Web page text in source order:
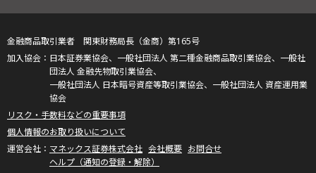
金融商品取引業者 関東財務局長（金商）第165号
日本証券業協会、一般社団法人 第二種金融商品取引業協会、一般社
団法人 金融先物取引業協会、
一般社団法人 日本暗号資産等取引業協会、一般社団法人 資産運用業
協会
リスク・手数料などの重要事項
個人情報のお取り扱いについて
マネックス証券株式会社 会社概要 お問合せ
ヘルプ（通知の登録・解除）